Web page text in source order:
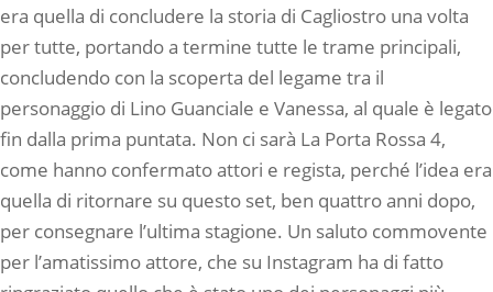
era quella di concludere la storia di Cagliostro una volta
per tutte, portando a termine tutte le trame principali,
concludendo con la scoperta del legame tra il
personaggio di Lino Guanciale e Vanessa, al quale è legato
fin dalla prima puntata. Non ci sarà La Porta Rossa 4,
come hanno confermato attori e regista, perché l’idea era
quella di ritornare su questo set, ben quattro anni dopo,
per consegnare l’ultima stagione. Un saluto commovente
per l’amatissimo attore, che su Instagram ha di fatto